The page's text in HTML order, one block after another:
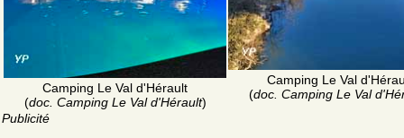
Camping Le Val d'Hérault
(doc. Camping Le Val d'Hérault)
Camping Le Val
(doc. Camping Le Val
Publicité